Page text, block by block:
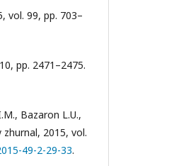
vol. 99, pp. 703–
pp. 2471–2475.
Bazaron L.U.,
2015, vol.
49-2-29-33.